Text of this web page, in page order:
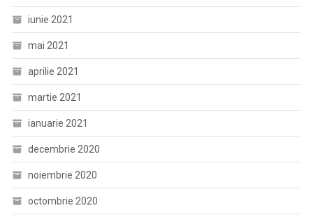
iunie 2021
mai 2021
aprilie 2021
martie 2021
ianuarie 2021
decembrie 2020
noiembrie 2020
octombrie 2020